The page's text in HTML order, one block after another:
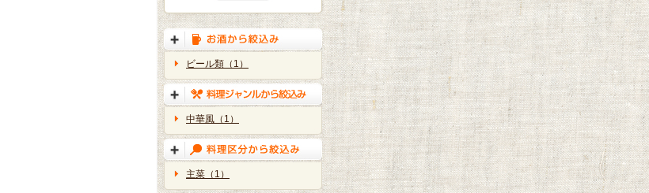
ビール類（1）
中華風（1）
主菜（1）